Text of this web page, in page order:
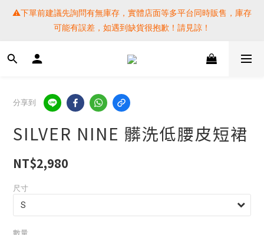
⚠️下單前建議先詢問有無庫存，實體店面等多平台同時販售，庫存
可能有誤差，如遇到缺貨很抱歉！請見諒！
⚠️下單前建議先詢問有無庫存，實體店面等多平台同時販售，庫存
可能有誤差，如遇到缺貨很抱歉！請見諒！
SF EXPRESS WORLD SHIPPING
提醒各位⚠️下單後寄出，請務必在時間內完成取貨才是乖寶寶呦~
如未取貨必須支付運費! 謝謝
⚠️下單前建議先詢問有無庫存，實體店面等多平台同時販售，庫存
分享到
SILVER NINE 髒洗低腰皮短裙
NT$2,980
尺寸
數量